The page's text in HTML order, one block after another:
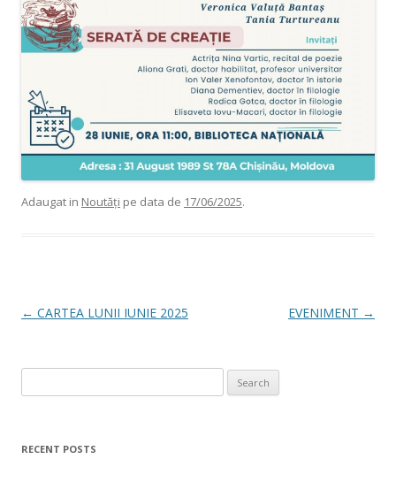
Adaugat in Noutăți pe data de 17/06/2025.
Post navigation
← CARTEA LUNII IUNIE 2025 EVENIMENT →
RECENT POSTS